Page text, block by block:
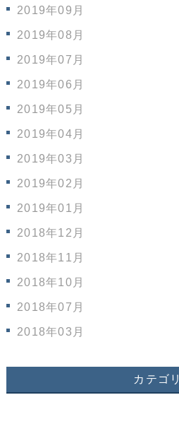
2019年09月
2019年08月
2019年07月
2019年06月
2019年05月
2019年04月
2019年03月
2019年02月
2019年01月
2018年12月
2018年11月
2018年10月
2018年07月
2018年03月
カテゴリ